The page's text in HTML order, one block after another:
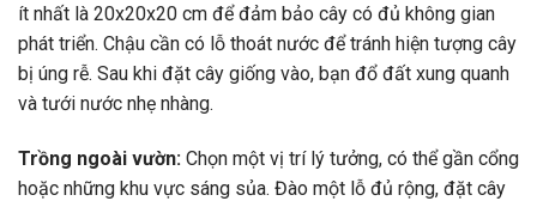
ít nhất là 20x20x20 cm để đảm bảo cây có đủ không gian
phát triển. Chậu cần có lỗ thoát nước để tránh hiện tượng cây
bị úng rễ. Sau khi đặt cây giống vào, bạn đổ đất xung quanh
và tưới nước nhẹ nhàng.
Trồng ngoài vườn: Chọn một vị trí lý tưởng, có thể gần cổng
hoặc những khu vực sáng sủa. Đào một lỗ đủ rộng, đặt cây